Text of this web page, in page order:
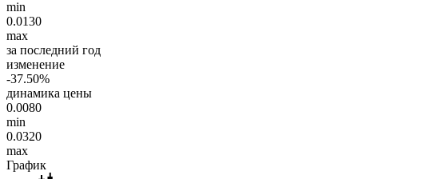
min
0.0130
max
за последний год
изменение
-37.50%
динамика цены
0.0080
min
0.0320
max
График